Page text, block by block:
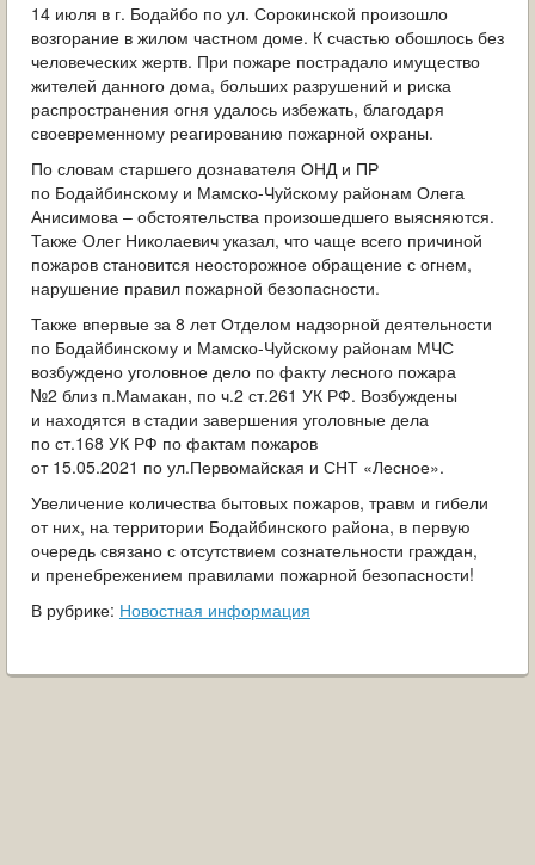
ДЕЯТЕЛЬНОСТЬ ПРОКУРАТУРЫ
МУНИЦИПАЛЬНЫЙ КОНТРОЛЬ
ПОИСК ПО САЙТУ
14 июля в г. Бодайбо по ул. Сорокинской произошло
возгорание в жилом частном доме. К счастью обошлось без
человеческих жертв. При пожаре пострадало имущество
жителей данного дома, больших разрушений и риска
распространения огня удалось избежать, благодаря
своевременному реагированию пожарной охраны.
По словам старшего дознавателя ОНД и ПР
по Бодайбинскому и Мамско-Чуйскому районам Олега
Анисимова – обстоятельства произошедшего выясняются.
Также Олег Николаевич указал, что чаще всего причиной
пожаров становится неосторожное обращение с огнем,
нарушение правил пожарной безопасности.
Также впервые за 8 лет Отделом надзорной деятельности
по Бодайбинскому и Мамско-Чуйскому районам МЧС
возбуждено уголовное дело по факту лесного пожара
№2 близ п.Мамакан, по ч.2 ст.261 УК РФ. Возбуждены
и находятся в стадии завершения уголовные дела
по ст.168 УК РФ по фактам пожаров
от 15.05.2021 по ул.Первомайская и СНТ «Лесное».
Увеличение количества бытовых пожаров, травм и гибели
от них, на территории Бодайбинского района, в первую
очередь связано с отсутствием сознательности граждан,
и пренебрежением правилами пожарной безопасности!
В рубрике: Новостная информация